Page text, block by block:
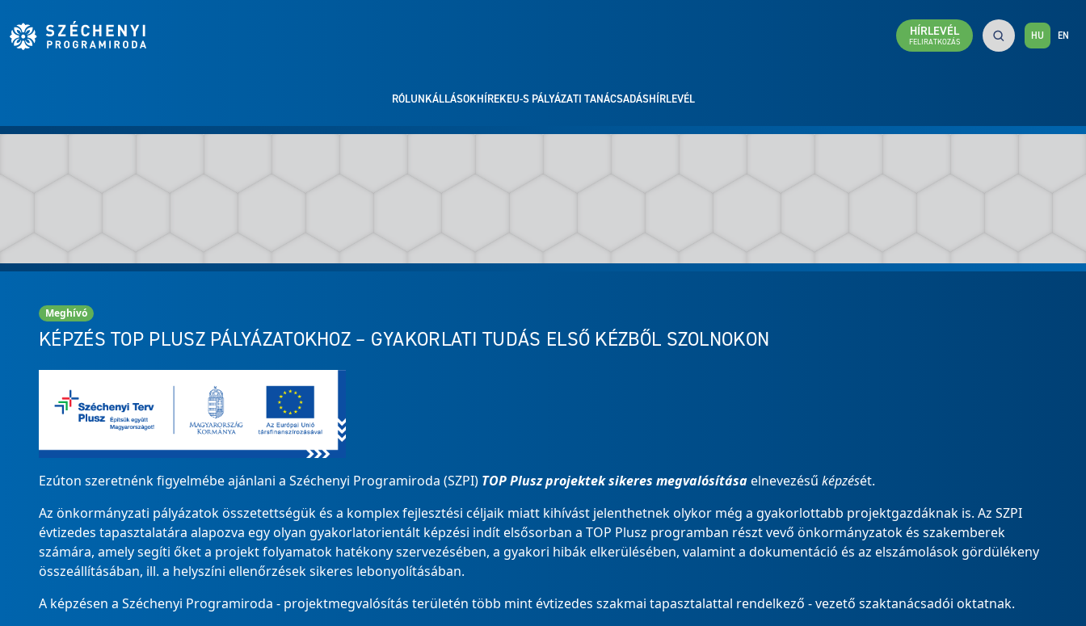
RÓLUNKÁLLÁSOKHÍREKEU-S PÁLYÁZATI TANÁCSADÁSHÍRLEVÉL
HÍRLEVÉL
FELIRATKOZÁS HU EN
Meghívó
KÉPZÉS TOP PLUSZ PÁLYÁZATOKHOZ – GYAKORLATI TUDÁS ELSŐ KÉZBŐL SZOLNOKON
Ezúton szeretnénk figyelmébe ajánlani a Széchenyi Programiroda (SZPI) TOP Plusz projektek sikeres megvalósításaelnevezésű képzését.
Az önkormányzati pályázatok összetettségük és a komplex fejlesztési céljaik miatt kihívást jelenthetnek olykor még a gyakorlottabb projektgazdáknak is. Az SZPI
évtizedes tapasztalatára alapozva egy olyan gyakorlatorientált képzési indít elsősorban a TOP Plusz programban részt vevő önkormányzatok és szakemberek
számára, amely segíti őket a projekt folyamatok hatékony szervezésében, a gyakori hibák elkerülésében, valamint a dokumentáció és az elszámolások gördülékeny
összeállításában, ill. a helyszíni ellenőrzések sikeres lebonyolításában.
A képzésen a Széchenyi Programiroda - projektmegvalósítás területén több mint évtizedes szakmai tapasztalattal rendelkező - vezető szaktanácsadói oktatnak.